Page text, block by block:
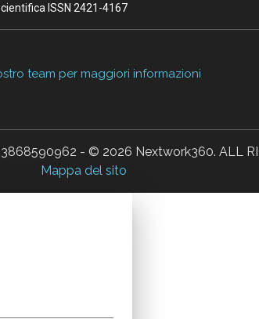
ISSN 2421-4167
team per maggiori informazioni
- © 2026 Nextwork360. ALL
Mappa del sito